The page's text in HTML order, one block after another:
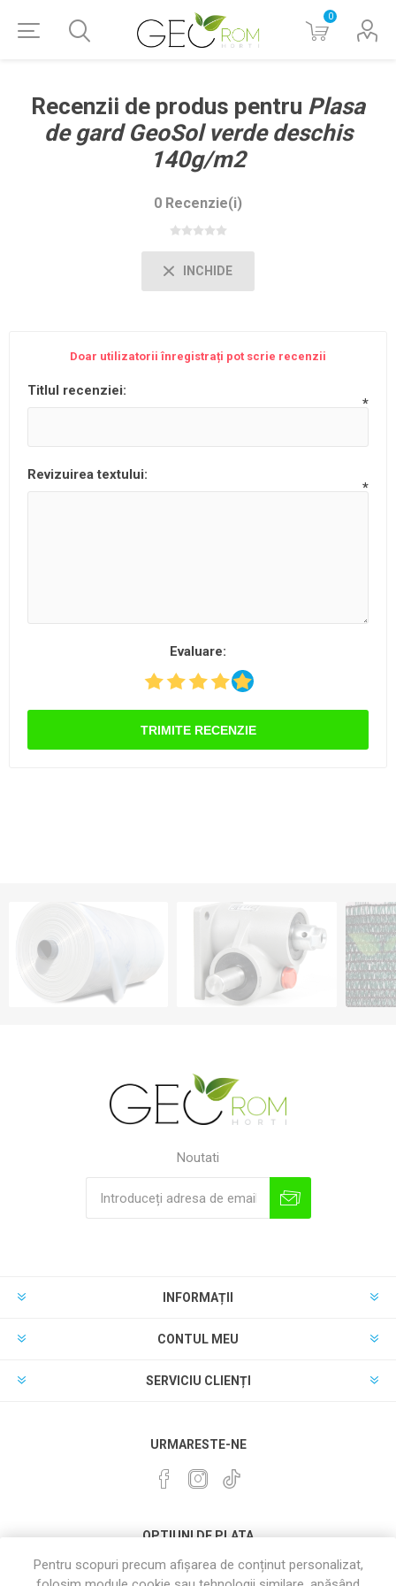
0
Recenzii de produs pentru Plasa
de gard GeoSol verde deschis
140g/m2
0 Recenzie(i)
INCHIDE
Doar utilizatorii înregistrați pot scrie recenzii
Titlul recenziei:
*
Revizuirea textului:
*
Evaluare:
TRIMITE RECENZIE
Noutati
INFORMAȚII
CONTUL MEU
SERVICIU CLIENȚI
URMARESTE-NE
OPTIUNI DE PLATA
Pentru scopuri precum afișarea de conținut personalizat,